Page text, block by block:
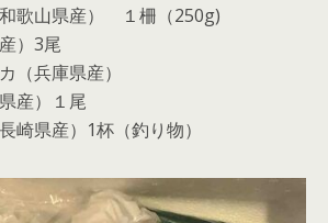
歌山県産） １柵（250g)
）3尾
（兵庫県産）
産）１尾
県産）1杯（釣り物）